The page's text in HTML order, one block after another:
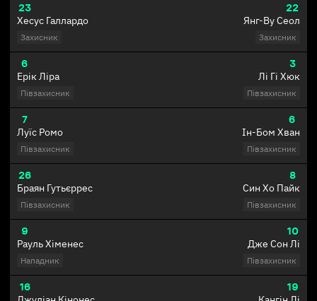
23
Хесус Галлардо
Захисник
6
Ерік Ліра
Півзахисник
7
Луїс Ромо
Півзахисник
26
Браян Гутьєррес
Півзахисник
9
Рауль Хіменес
Нападник
16
22
Янг-Ву Сеол
Захисник
3
Лі Гі Хюк
Півзахисник
6
Ін-Бом Хван
Півзахисник
8
Син Хо Пайк
Півзахисник
10
Дже Сон Лі
Півзахисник
19